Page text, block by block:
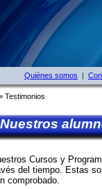
Quiénes somos |
Testimonios
Cursos y
del tiempo. Estas
comprobado.